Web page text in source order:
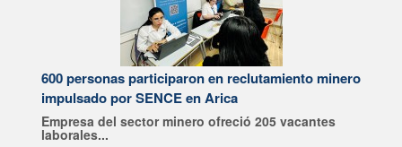
600 personas participaron en reclutamiento minero
impulsado por SENCE en Arica
Empresa del sector minero ofreció 205 vacantes
laborales...